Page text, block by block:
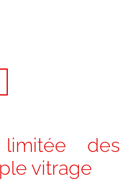
limitée des
vitrage